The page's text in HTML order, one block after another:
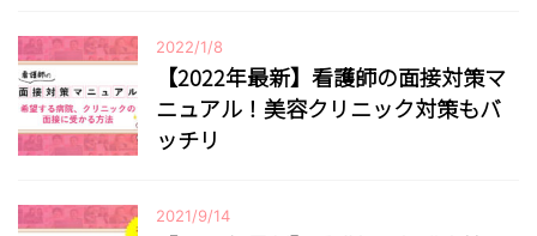
2022/1/8
【2022年最新】看護師の面接対策マ
ニュアル！美容クリニック対策もバ
ッチリ
2021/9/14